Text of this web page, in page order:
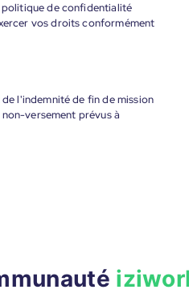
de confidentialité
vos droits conformément
l'indemnité de fin de mission
versement prévus à